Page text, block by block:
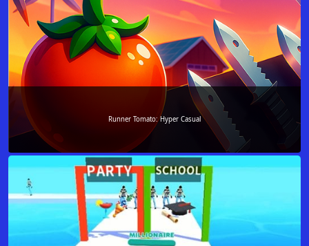
Runner Tomato: Hyper Casual